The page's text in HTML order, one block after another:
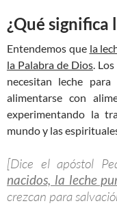
¿Qué significa
Entendemos que la
la Palabra de Dios.
necesitan leche
alimentarse con
experimentando la
mundo y las
[Dice el apóstol
nacidos, la leche
crezcan para